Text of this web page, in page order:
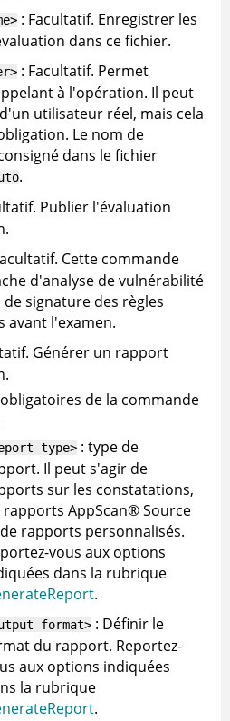
: Facultatif. Enregistrer les
dans ce fichier.
: Facultatif. Permet
à l'opération. Il peut
utilisateur réel, mais cela
Le nom de
dans le fichier
.
Publier l'évaluation
Cette commande
d'analyse de vulnérabilité
signature des règles
avant l'examen.
Générer un rapport
de la commande
type> : type de
Il peut s'agir de
sur les constatations,
rapports AppScan®Source
rapports personnalisés.
vous aux options
dans la rubrique
.
format> : Définir le
du rapport. Reportez-
aux options indiquées
la rubrique
.